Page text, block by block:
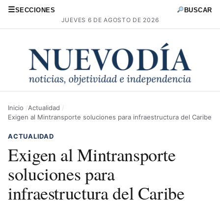
☰SECCIONES
JUEVES 6 DE AGOSTO DE 2026
BUSCAR
Inicio
Actualidad
Exigen al Mintransporte soluciones para infraestructura del Caribe
ACTUALIDAD
Exigen al Mintransporte
soluciones para
infraestructura del Caribe